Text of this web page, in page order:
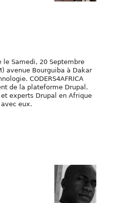
le Samedi, 20 Septembre
avenue Bourguiba à Dakar
CODERS4AFRICA
de la plateforme Drupal.
experts Drupal en Afrique
eux.